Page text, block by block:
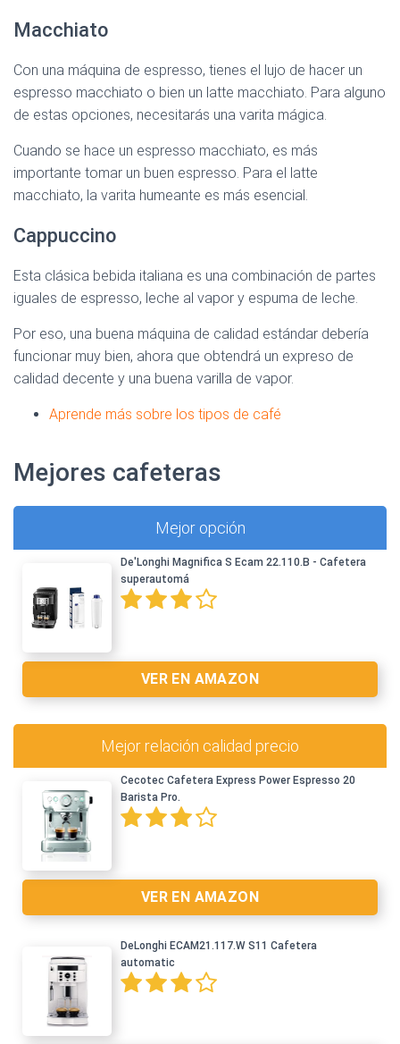
Macchiato
Con una máquina de espresso, tienes el lujo de hacer un
espresso macchiato o bien un latte macchiato. Para alguno
de estas opciones, necesitarás una varita mágica.
Cuando se hace un espresso macchiato, es más
importante tomar un buen espresso. Para el latte
macchiato, la varita humeante es más esencial.
Cappuccino
Esta clásica bebida italiana es una combinación de partes
iguales de espresso, leche al vapor y espuma de leche.
Por eso, una buena máquina de calidad estándar debería
funcionar muy bien, ahora que obtendrá un expreso de
calidad decente y una buena varilla de vapor.
Aprende más sobre los tipos de café
Mejores cafeteras
Mejor opción
De'Longhi Magnifica S Ecam 22.110.B - Cafetera
superautomá
VER EN AMAZON
Mejor relación calidad precio
Cecotec Cafetera Express Power Espresso 20
Barista Pro.
VER EN AMAZON
DeLonghi ECAM21.117.W S11 Cafetera
automatic